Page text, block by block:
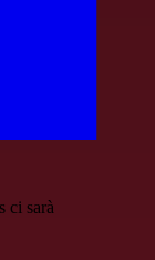
ci sarà